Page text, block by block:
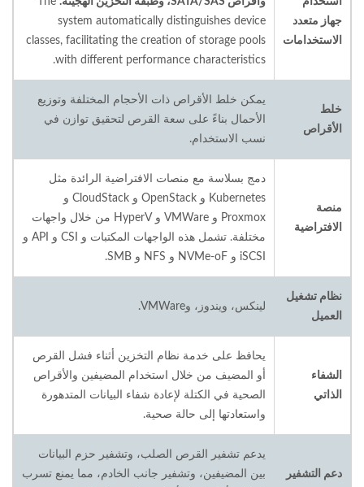
جهاز متعدد
الاستخدامات
system automatically distinguishes device
classes, facilitating the creation of storage pools
with different performance characteristics.
خلط
الأقراص
يمكن خلط الأقراص ذات الأحجام المختلفة وتوزيع
الأحمال بناءً على سعة القرص لتحقيق توازن في
نسب الاستخدام.
منصة
الافتراضية
دمج بسلاسة مع منصات الافتراضية الرائدة مثل
Kubernetes و OpenStack و CloudStack و
Proxmox و VMWare و HyperV من خلال واجهات
مختلفة. تشمل هذه الواجهات المكتبات و CSI و API و
iSCSI و NVMe-oF و NFS و SMB.
نظام تشغيل
العميل
لينكس، ويندوز، وVMWare.
الشفاء
الذاتي
يحافظ على خدمة نظام التخزين أثناء فشل القرص
أو المضيف من خلال استخدام المضيفين والأقراص
الصحية في الكتلة لإعادة شفاء البيانات المتدهورة
واستعادتها إلى حالة صحية.
دعم التشفير
يدعم تشفير القرص الصلب، وتشفير حزم البيانات
بين المضيفين، وتشفير جانب الخادم، مما يمنع تسرب